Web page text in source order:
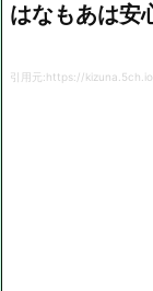
はなもあは安
引用元:https://